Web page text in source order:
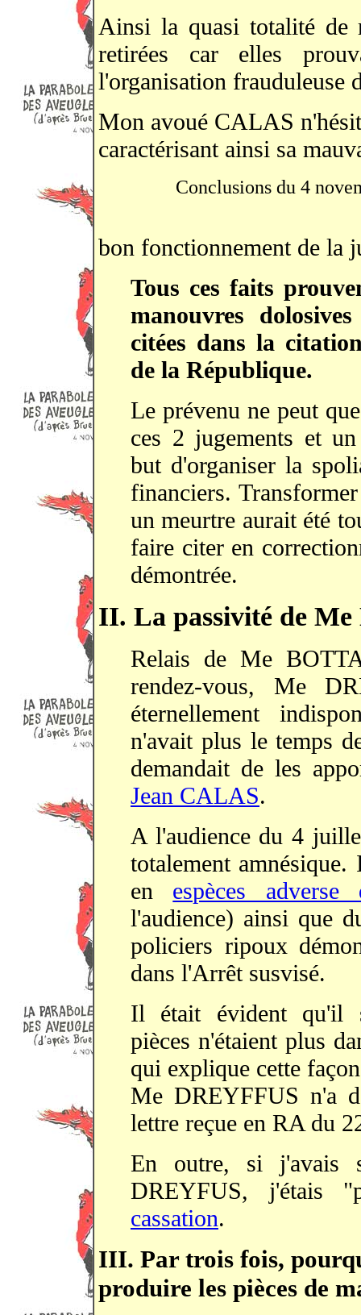
Ainsi la quasi totalité de
retirées car elles
l'organisation frauduleuse
Mon avoué CALAS
caractérisant ainsi sa
Conclusions du 4
bon fonctionnement de la
Tous ces faits
manouvres
citées dans la
de la République.
Le prévenu ne peut
ces 2 jugements et
but d'organiser la
financiers.
un meurtre aurait été
faire citer en
démontrée.
II. La passivité de
Relais de Me
rendez-vous, Me
éternellement
n'avait plus le temps
demandait de les
Jean CALAS.
A l'audience du 4
totalement
en espèces
l'audience) ainsi que
policiers ripoux
dans l'Arrêt susvisé.
Il était évident qu'il
pièces n'étaient plus
qui explique cette
Me DREYFFUS n'a
lettre reçue en RA du
En outre, si j'avais
DREYFUS, j'étais
cassation.
III. Par trois fois,
produire les pièces de